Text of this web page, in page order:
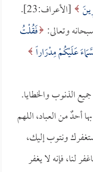
[الأعراف:23].
وتعالى: فَقُلْتُ
عَلَيْكُمْ مِدْرَاراً
الذنوب والخطايا.
أحدٌ من العباد، اللهم
ونتوب إليك،
لنا، فإنه لا يغفر